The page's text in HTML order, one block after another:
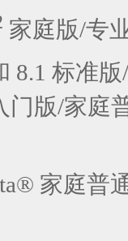
家庭版/专
8.1 标准
门版/家
家庭